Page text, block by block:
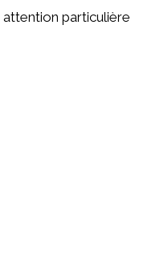
particulière